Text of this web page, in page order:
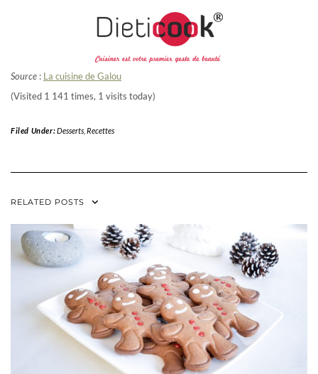
Source : La cuisine de Galou
(Visited 1 141 times, 1 visits today)
Filed Under:Desserts, Recettes
RELATED POSTS